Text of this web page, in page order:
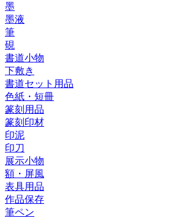
墨
墨液
筆
硯
書道小物
下敷き
書道セット用品
色紙・短冊
篆刻用品
篆刻印材
印泥
印刀
展示小物
額・屏風
表具用品
作品保存
筆ペン